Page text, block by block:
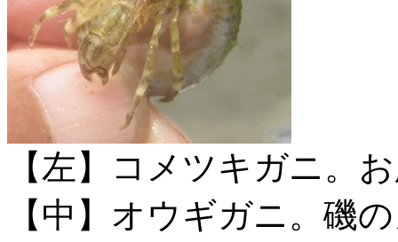
【左】コメツキガニ。
【中】オウギガニ。磯